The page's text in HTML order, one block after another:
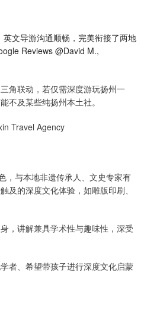
文导游沟通顺畅，完美衔接了两地
Reviews @David M.,
角联动，若仅需深度游玩扬州一
不及某些纯扬州本土社。
Travel Agency
，与本地非遗传承人、文史专家有
及的深度文化体验，如雕版印刷、
，讲解兼具学术性与趣味性，深受
者、希望带孩子进行深度文化启蒙